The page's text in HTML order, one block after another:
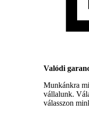
Valódi
Munkánkra
vállalunk.
válasszon